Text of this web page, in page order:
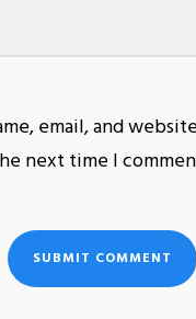
email, and
next time I